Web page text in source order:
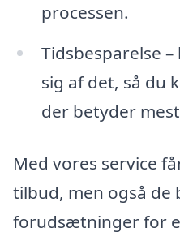
processen.
Tidsbesparelse
sig af det, så du
der betyder
Med vores service
tilbud, men også de
forudsætninger for